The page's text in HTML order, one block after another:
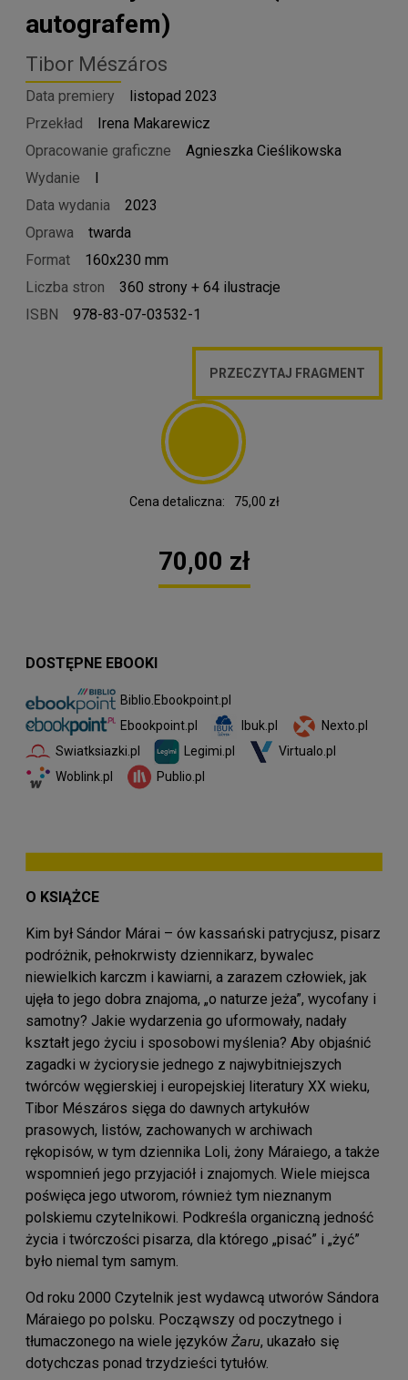
autografem)
Tibor Mészáros
Data premiery
listopad 2023
Przekład
Irena Makarewicz
Opracowanie graficzne
Agnieszka Cieślikowska
Wydanie
I
Data wydania
2023
Oprawa
twarda
Format
160x230 mm
Liczba stron
360 strony + 64 ilustracje
ISBN
978-83-07-03532-1
PRZECZYTAJ FRAGMENT
70,00 zł
Cena detaliczna: 75,00 zł
DOSTĘPNE EBOOKI
Biblio.Ebookpoint.pl
Ebookpoint.pl
Ibuk.pl
Nexto.pl
Swiatksiazki.pl
Legimi.pl
Virtualo.pl
Woblink.pl
Publio.pl
O KSIĄŻCE
Kim był Sándor Márai – ów kassański patrycjusz, pisarz
podróżnik, pełnokrwisty dziennikarz, bywalec
niewielkich karczm i kawiarni, a zarazem człowiek, jak
ujęła to jego dobra znajoma, „o naturze jeża”, wycofany i
samotny? Jakie wydarzenia go uformowały, nadały
kształt jego życiu i sposobowi myślenia? Aby objaśnić
zagadki w życiorysie jednego z najwybitniejszych
twórców węgierskiej i europejskiej literatury XX wieku,
Tibor Mészáros sięga do dawnych artykułów
prasowych, listów, zachowanych w archiwach
rękopisów, w tym dziennika Loli, żony Máraiego, a także
wspomnień jego przyjaciół i znajomych. Wiele miejsca
poświęca jego utworom, również tym nieznanym
polskiemu czytelnikowi. Podkreśla organiczną jedność
życia i twórczości pisarza, dla którego „pisać” i „żyć”
było niemal tym samym.
Od roku 2000 Czytelnik jest wydawcą utworów Sándora
Máraiego po polsku. Począwszy od poczytnego i
tłumaczonego na wiele języków Żaru, ukazało się
dotychczas ponad trzydzieści tytułów.